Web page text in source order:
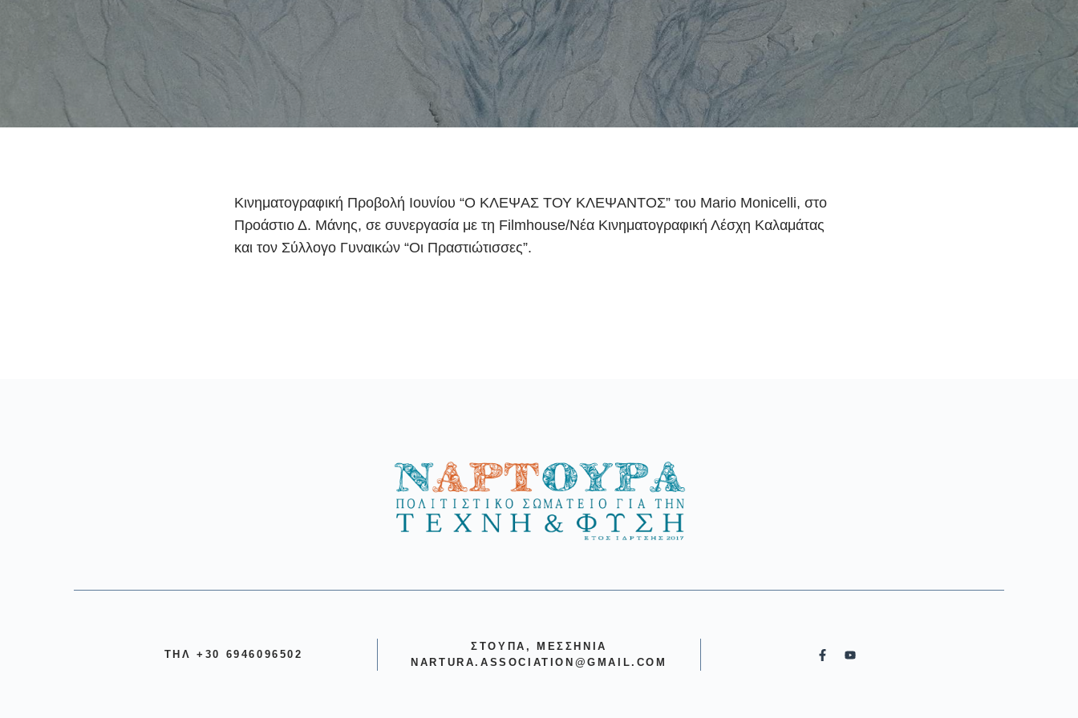
Κινηματογραφική Προβολή Ιουνίου “Ο ΚΛΕΨΑΣ ΤΟΥ ΚΛΕΨΑΝΤΟΣ” του Mario Monicelli, στο
Προάστιο Δ. Μάνης, σε συνεργασία με τη Filmhouse/Νέα Κινηματογραφική Λέσχη Καλαμάτας
και τον Σύλλογο Γυναικών “Οι Πραστιώτισσες”.
ΤΗΛ +30 6946096502
ΣΤΟΎΠΑ, ΜΕΣΣΗΝΊΑ
NARTURA.ASSOCIATION@GMAIL.COM